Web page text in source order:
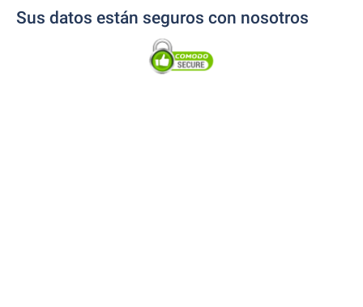
Sus datos están seguros con nosotros